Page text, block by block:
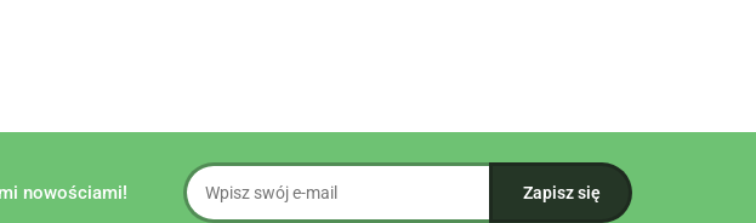
nowościami!